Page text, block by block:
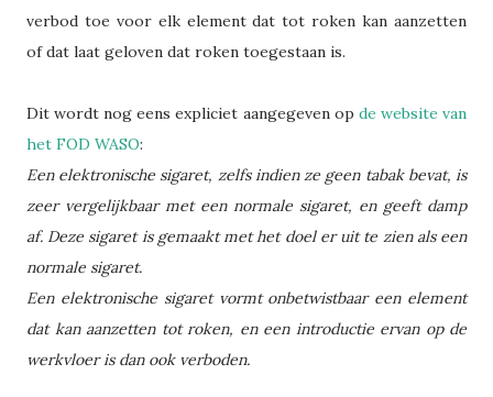
verbod toe voor elk element dat tot roken kan aanzetten
of dat laat geloven dat roken toegestaan is.
Dit wordt nog eens expliciet aangegeven op de website van
het FOD WASO:
Een elektronische sigaret, zelfs indien ze geen tabak bevat, is
zeer vergelijkbaar met een normale sigaret, en geeft damp
af. Deze sigaret is gemaakt met het doel er uit te zien als een
normale sigaret.
Een elektronische sigaret vormt onbetwistbaar een element
dat kan aanzetten tot roken, en een introductie ervan op de
werkvloer is dan ook verboden.